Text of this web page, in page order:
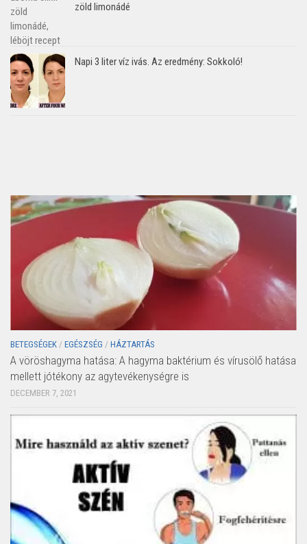
zöld limonádé
Napi 3 liter víz ivás. Az eredmény: Sokkoló!
BETEGSÉGEK / EGÉSZSÉG / HÁZTARTÁS
A vöröshagyma hatása: A hagyma baktérium és vírusölő hatása
mellett jótékony az agytevékenységre is
DECEMBER 7, 2021